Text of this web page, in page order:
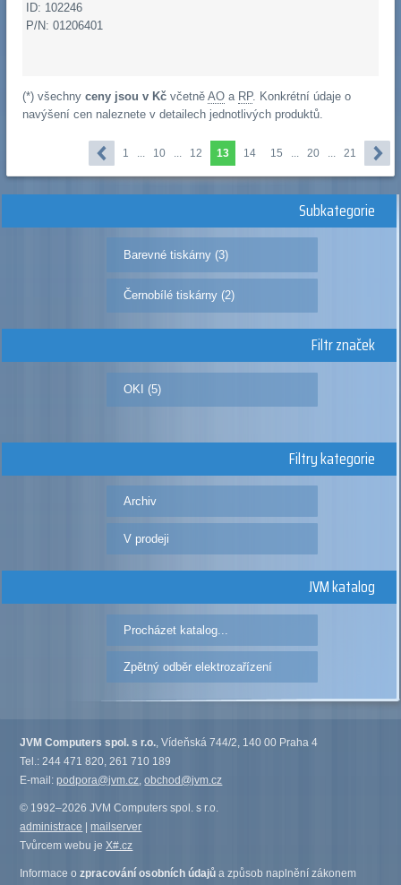
ID: 102246
P/N: 01206401
(*) všechny ceny jsou v Kčvčetně AOa RP. Konkrétní údaje o
navýšení cen naleznete v detailech jednotlivých produktů.
1 ... 10 ... 12 13 14 15 ... 20 ... 21
Subkategorie
Barevné tiskárny (3)
Černobílé tiskárny (2)
Filtr značek
OKI (5)
Filtry kategorie
Archiv
V prodeji
JVM katalog
Procházet katalog...
Zpětný odběr elektrozařízení
JVM Computers spol. s r.o., Vídeňská 744/2, 140 00 Praha 4
Tel.: 244 471 820, 261 710 189
E-mail:podpora@jvm.cz,obchod@jvm.cz
© 1992–2026 JVM Computers spol. s r.o.
administrace |mailserver
Tvůrcem webu jeX#.cz
Informace ozpracování osobních údajů a způsob naplnění zákonem